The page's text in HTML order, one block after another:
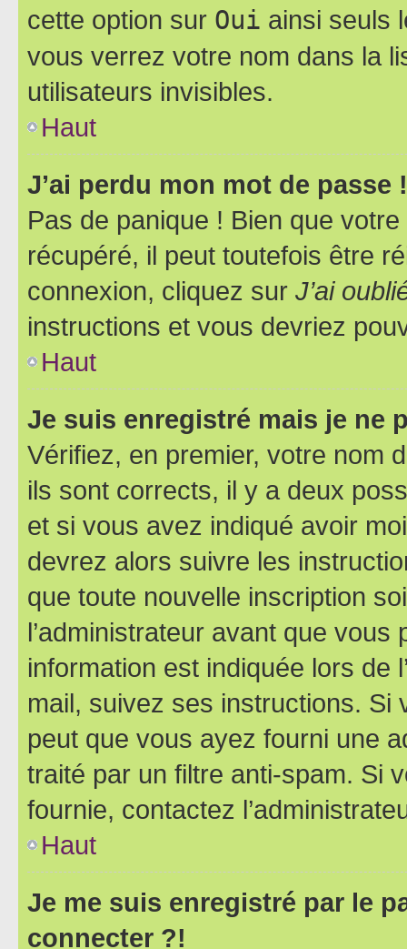
cette option sur Oui ainsi seuls
vous verrez votre nom dans la
utilisateurs invisibles.
Haut
J’ai perdu mon mot de passe !
Pas de panique ! Bien que
récupéré, il peut toutefois être
connexion, cliquez sur J’ai
instructions et vous devriez
Haut
Je suis enregistré mais je ne
Vérifiez, en premier, votre nom
ils sont corrects, il y a deux
et si vous avez indiqué avoir
devrez alors suivre les
que toute nouvelle inscription
l’administrateur avant que
information est indiquée lors de
mail, suivez ses instructions. Si
peut que vous ayez fourni une
traité par un filtre anti-spam. Si
fournie, contactez
Haut
Je me suis enregistré par le
connecter ?!